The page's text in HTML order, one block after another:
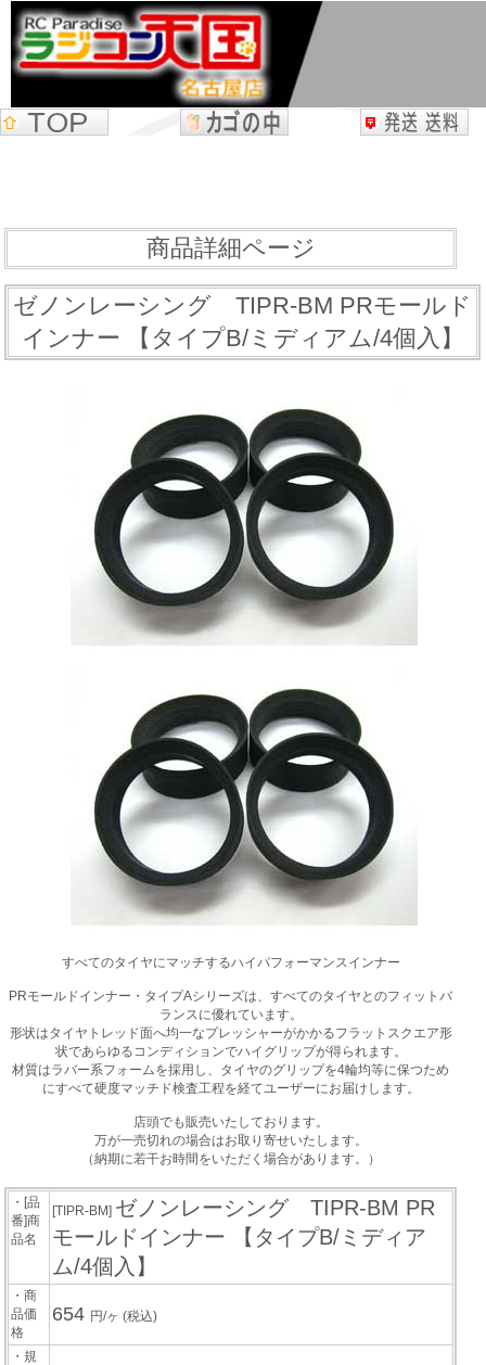
商品詳細ページ
ゼノンレーシング TIPR-BM PRモールド
インナー 【タイプB/ミディアム/4個入】
すべてのタイヤにマッチするハイパフォーマンスインナー
PRモールドインナー・タイプAシリーズは、すべてのタイヤとのフィットバ
ランスに優れています。
形状はタイヤトレッド面へ均一なプレッシャーがかかるフラットスクエア形
状であらゆるコンディションでハイグリップが得られます。
材質はラバー系フォームを採用し、タイヤのグリップを4輪均等に保つため
にすべて硬度マッチド検査工程を経てユーザーにお届けします。
店頭でも販売いたしております。
万が一売切れの場合はお取り寄せいたします。
（納期に若干お時間をいただく場合があります。）
・[品
番]商
品名
[TIPR-BM] ゼノンレーシング TIPR-BM PR
モールドインナー 【タイプB/ミディア
ム/4個入】
・商
品価
格
654 円/ヶ(税込)
・規